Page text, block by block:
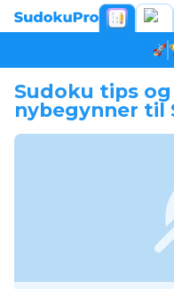
Sudoku tips
nybegynner til